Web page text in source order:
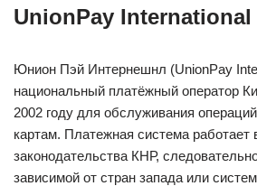
UnionPay International
Юнион Пэй Интернешнл (UnionPay
национальный платёжный оператор
2002 году для обслуживания
картам. Платежная система работает
законодательства КНР,
зависимой от стран запада или